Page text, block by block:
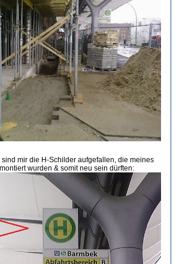
mir die H-Schilder aufgefallen, die meines
wurden & somit neu sein dürften: